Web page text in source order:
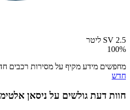
SV 2.5 ליטר
100%
מחפשים מידע מקיף על מסירות רכבים
חדש
חוות דעת גולשים על ניסאן